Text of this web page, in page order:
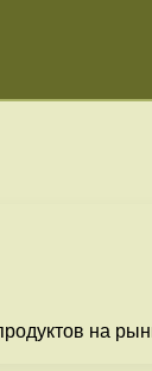
на